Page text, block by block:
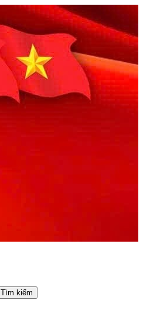
Tìm kiếm